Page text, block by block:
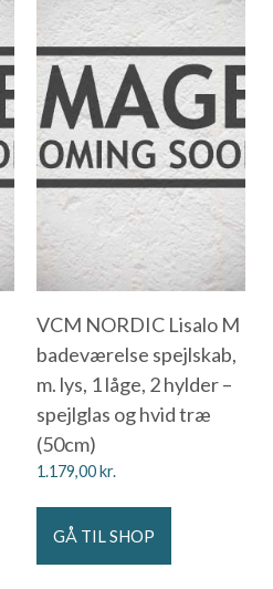
VCM NORDIC Lisalo M
badeværelse spejlskab,
m. lys, 1 låge, 2 hylder –
spejlglas og hvid træ
(50cm)
1.179,00kr.
GÅ TIL SHOP